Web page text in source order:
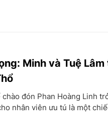
Minh và Tuệ
đón Phan Hoàng Linh
nhân viên ưu tú là một